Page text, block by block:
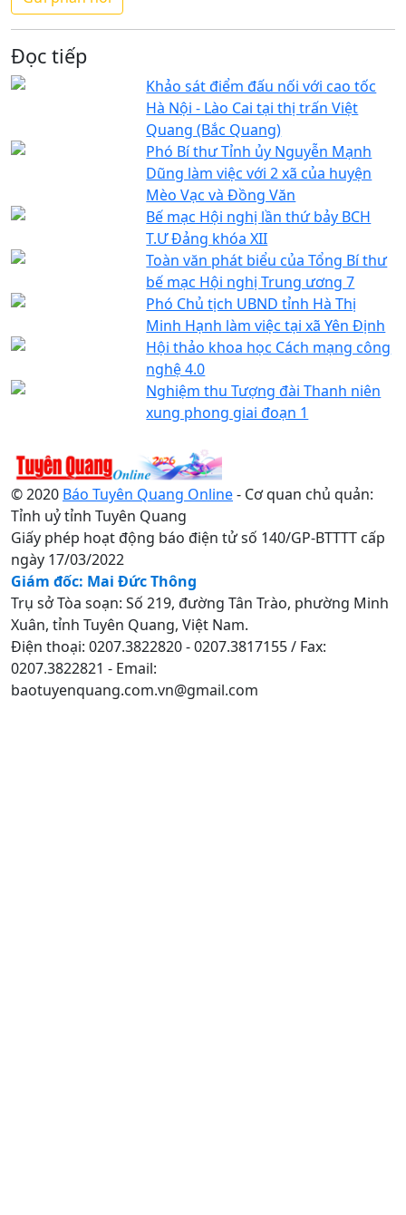
Đọc tiếp
Khảo sát điểm đấu nối với cao tốc
Hà Nội - Lào Cai tại thị trấn Việt
Quang (Bắc Quang)
Phó Bí thư Tỉnh ủy Nguyễn Mạnh
Dũng làm việc với 2 xã của huyện
Mèo Vạc và Đồng Văn
Bế mạc Hội nghị lần thứ bảy BCH
T.Ư Đảng khóa XII
Toàn văn phát biểu của Tổng Bí thư
bế mạc Hội nghị Trung ương 7
Phó Chủ tịch UBND tỉnh Hà Thị
Minh Hạnh làm việc tại xã Yên Định
Hội thảo khoa học Cách mạng công
nghệ 4.0
Nghiệm thu Tượng đài Thanh niên
xung phong giai đoạn 1
© 2020 Báo Tuyên Quang Online- Cơ quan chủ quản:
Tỉnh uỷ tỉnh Tuyên Quang
Giấy phép hoạt động báo điện tử số 140/GP-BTTTT cấp
ngày 17/03/2022
Giám đốc: Mai Đức Thông
Trụ sở Tòa soạn: Số 219, đường Tân Trào, phường Minh
Xuân, tỉnh Tuyên Quang, Việt Nam.
Điện thoại: 0207.3822820 - 0207.3817155 / Fax:
0207.3822821 - Email:
baotuyenquang.com.vn@gmail.com